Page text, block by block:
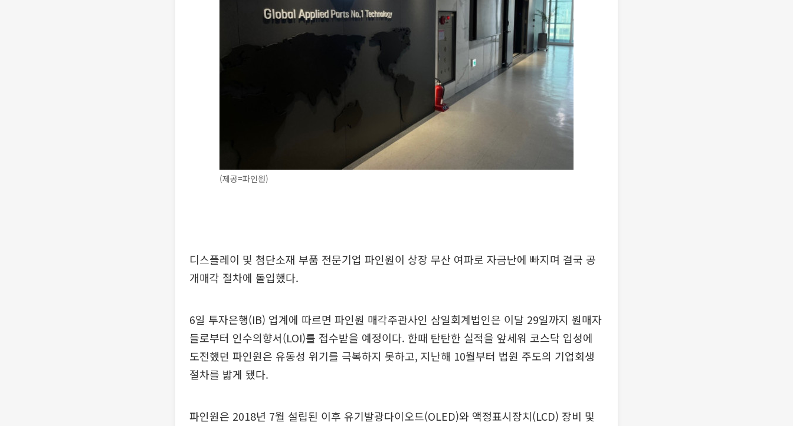
(제공=파인원)
디스플레이 및 첨단소재 부품 전문기업 파인원이 상장 무산 여파로 자금난에 빠지며 결국 공
개매각 절차에 돌입했다.
6일 투자은행(IB) 업계에 따르면 파인원 매각주관사인 삼일회계법인은 이달 29일까지 원매자
들로부터 인수의향서(LOI)를 접수받을 예정이다. 한때 탄탄한 실적을 앞세워 코스닥 입성에
도전했던 파인원은 유동성 위기를 극복하지 못하고, 지난해 10월부터 법원 주도의 기업회생
절차를 밟게 됐다.
파인원은 2018년 7월 설립된 이후 유기발광다이오드(OLED)와 액정표시장치(LCD) 장비 및